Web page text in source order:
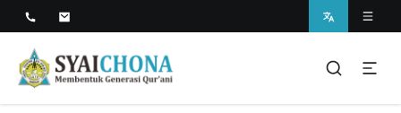
syaichona
Situs Resmi Pondok Pesantren Syaichona
Mohammad Cholil